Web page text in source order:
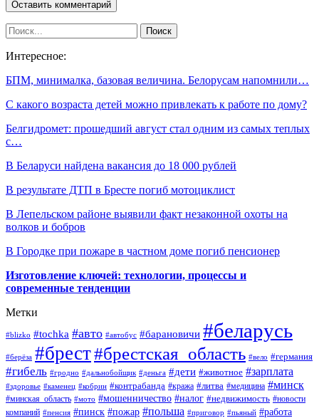
Интересное:
БПМ, минималка, базовая величина. Белорусам напомнили…
С какого возраста детей можно привлекать к работе по дому?
Белгидромет: прошедший август стал одним из самых теплых
с…
В Беларуси найдена вакансия до 18 000 рублей
В результате ДТП в Бресте погиб мотоциклист
В Лепельском районе выявили факт незаконной охоты на
волков и бобров
В Городке при пожаре в частном доме погиб пенсионер
Изготовление ключей: технологии, процессы и
современные тенденции
Метки
#blizko #tochka #авто #автобус #барановичи #беларусь
#берёза #брест#брестская_область #вело #германия
#гибель #гродно #дальнобойщик #деньга #дети #животное #зарплата
#здоровье #каменец #кобрин #контрабанда #кража #литва #медицина #минск
#минская_область #мото #мошенничество #налог #недвижимость #новости
компаний #пенсия #пинск #пожар #польша #приговор #пьяный #работа